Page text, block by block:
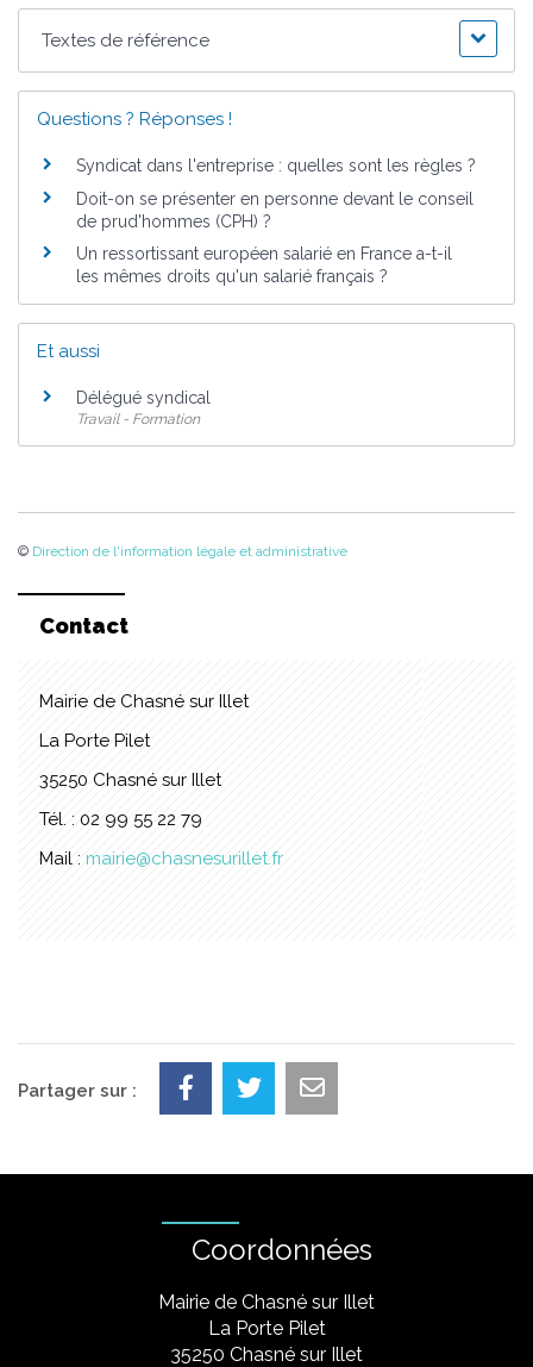
Textes de référence
Questions ? Réponses !
Syndicat dans l'entreprise : quelles sont les règles ?
Doit-on se présenter en personne devant le conseil
de prud'hommes (CPH) ?
Un ressortissant européen salarié en France a-t-il
les mêmes droits qu'un salarié français ?
Et aussi
Délégué syndical
Travail - Formation
© Direction de l'information légale et administrative
Contact
Mairie de Chasné sur Illet
La Porte Pilet
35250 Chasné sur Illet
Tél. : 02 99 55 22 79
Mail : mairie@chasnesurillet.fr
Partager sur :
Coordonnées
Mairie de Chasné sur Illet
La Porte Pilet
35250 Chasné sur Illet